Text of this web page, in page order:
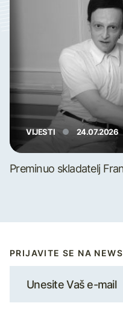
VIJESTI 24.07.2026
Preminuo skladatelj
PRIJAVITE SE NA